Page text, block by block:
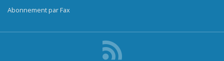
Abonnement par Fax